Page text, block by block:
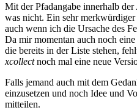
Mit der Pfadangabe innerhalb
was nicht. Ein sehr
auch wenn ich die Ursache des
Da mir momentan auch noch
die bereits in der Liste stehen,
xcollectnoch mal eine neue
Falls jemand auch mit dem
einzusetzen und noch Idee und
mitteilen.